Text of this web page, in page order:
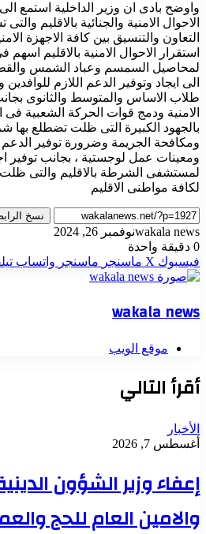
واوضح بادى ان وزير الداخلية استمع
الاحوال الامنية والجنائية بالاقليم
التعاون والتنسيق بين كافة الاجهزة
لمحاصيل السمسم وعباد الشمس
الى ايجاد وتوفير الدعم اللازم للوافدين
طلاب الاساس والمتوسط والثانوى
الامنية ودمج قوات الحركة الشعبية فى
بالجهود الكبيرة التى ظلت تضطلع بها
ومكافحة الجريمة وضرورة توفير الدعم
ومعينات عمل لوجستية ، بجانب توفير
لمستشفى الشرطة بالاقليم والتى ظلت
لكافة مواطنى الاقليم
نسخ
wakala newsنوفمبر 26, 2024
0 دقيقة واحدة
فيسبوك ‫X ماسنجر ماسنجر واتساب
wakala news
موقع الويب
أقرأ التالي
الأخبار
أغسطس 7, 2026
إعفاء وزير الشؤون
والامين العام للحج